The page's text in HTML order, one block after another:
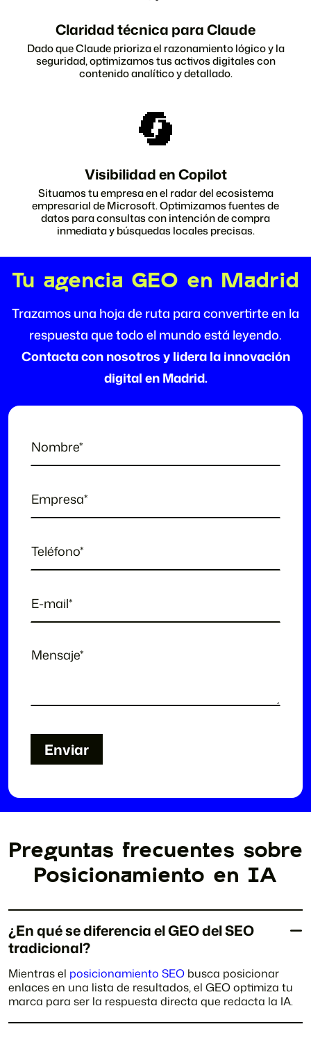
Claridad técnica para Claude
Dado que Claude prioriza el razonamiento lógico y la
seguridad, optimizamos tus activos digitales con
contenido analítico y detallado.
Visibilidad en Copilot
Situamos tu empresa en el radar del ecosistema
empresarial de Microsoft. Optimizamos fuentes de
datos para consultas con intención de compra
inmediata y búsquedas locales precisas.
Tu agencia GEO en Madrid
Trazamos una hoja de ruta para convertirte en la
respuesta que todo el mundo está leyendo.
Contacta con nosotros y lidera la innovación
digital en Madrid.
Enviar
Enviar
Preguntas frecuentes sobre
Posicionamiento en IA
¿En qué se diferencia el GEO del SEO
tradicional?
Mientras el posicionamiento SEO busca posicionar
enlaces en una lista de resultados, el GEO optimiza tu
marca para ser la respuesta directa que redacta la IA.